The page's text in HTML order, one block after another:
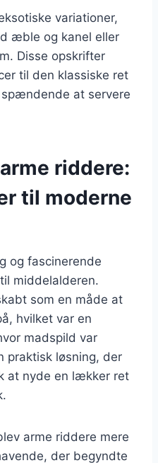
variationer,
æble og kanel eller
Disse opskrifter
til den klassiske ret
at servere
riddere:
til moderne
og fascinerende
middelalderen.
som en måde at
hvilket var en
madspild var
praktisk løsning, der
at nyde en lækker ret
arme riddere mere
der begyndte